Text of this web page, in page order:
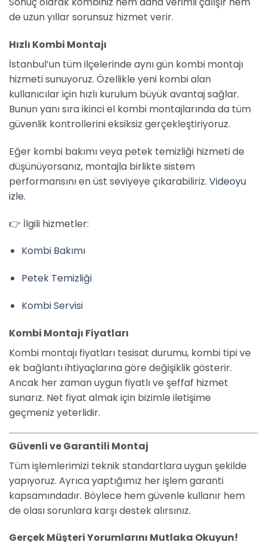
de uzun yıllar sorunsuz hizmet verir.
Hızlı Kombi Montajı
İstanbul’un tüm ilçelerinde aynı gün kombi montajı
hizmeti sunuyoruz. Özellikle yeni kombi alan
kullanıcılar için hızlı kurulum büyük avantaj sağlar.
Bunun yanı sıra ikinci el kombi montajlarında da tüm
güvenlik kontrollerini eksiksiz gerçekleştiriyoruz.
Eğer kombi bakımı veya petek temizliği hizmeti de
düşünüyorsanız, montajla birlikte sistem
performansını en üst seviyeye çıkarabiliriz. Videoyu
izle.
👉 İlgili hizmetler:
Kombi Bakımı
Petek Temizliği
Kombi Servisi
Kombi Montajı Fiyatları
Kombi montajı fiyatları tesisat durumu, kombi tipi ve
ek bağlantı ihtiyaçlarına göre değişiklik gösterir.
Ancak her zaman uygun fiyatlı ve şeffaf hizmet
sunarız. Net fiyat almak için bizimle iletişime
geçmeniz yeterlidir.
Güvenli ve Garantili Montaj
Tüm işlemlerimizi teknik standartlara uygun şekilde
yapıyoruz. Ayrıca yaptığımız her işlem garanti
kapsamındadır. Böylece hem güvenle kullanır hem
de olası sorunlara karşı destek alırsınız.
Gerçek Müşteri Yorumlarını Mutlaka Okuyun!